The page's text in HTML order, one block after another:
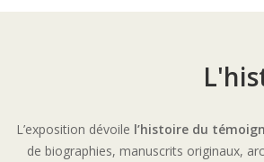
L’exposition dévoile l’histoire du
de biographies, manuscrits originaux,